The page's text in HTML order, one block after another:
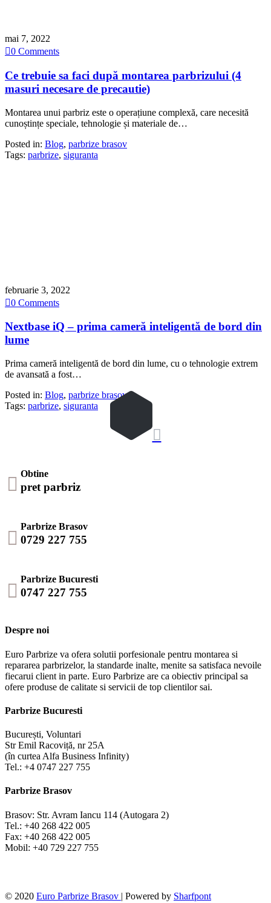
mai 7, 2022
0 Comments
Ce trebuie sa faci după montarea parbrizului (4
masuri necesare de precautie)
Montarea unui parbriz este o operațiune complexă, care necesită
cunoștințe speciale, tehnologie și materiale de…
Posted in: Blog, parbrize brasov
Tags: parbrize, siguranta
februarie 3, 2022
0 Comments
Nextbase iQ – prima cameră inteligentă de bord din
lume
Prima cameră inteligentă de bord din lume, cu o tehnologie extrem
de avansată a fost…
Posted in: Blog, parbrize brasov
Tags: parbrize, siguranta

 Obtine
pret parbriz

Parbrize Brasov
0729 227 755

Parbrize Bucuresti
0747 227 755
Despre noi
Euro Parbrize va ofera solutii porfesionale pentru montarea si
repararea parbrizelor, la standarde inalte, menite sa satisfaca nevoile
fiecarui client in parte. Euro Parbrize are ca obiectiv principal sa
ofere produse de calitate si servicii de top clientilor sai.
Parbrize Bucuresti
București, Voluntari
Str Emil Racoviță, nr 25A
(în curtea Alfa Business Infinity)
Tel.: +4 0747 227 755
Parbrize Brasov
Brasov: Str. Avram Iancu 114 (Autogara 2)
Tel.: +40 268 422 005
Fax: +40 268 422 005
Mobil: +40 729 227 755
© 2020 Euro Parbrize Brasov | Powered by Sharfpont